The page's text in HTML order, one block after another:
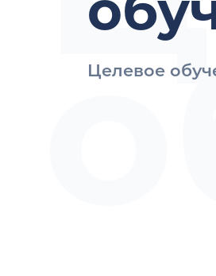
Целевое